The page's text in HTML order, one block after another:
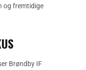
og fremtidige
Brøndby IF